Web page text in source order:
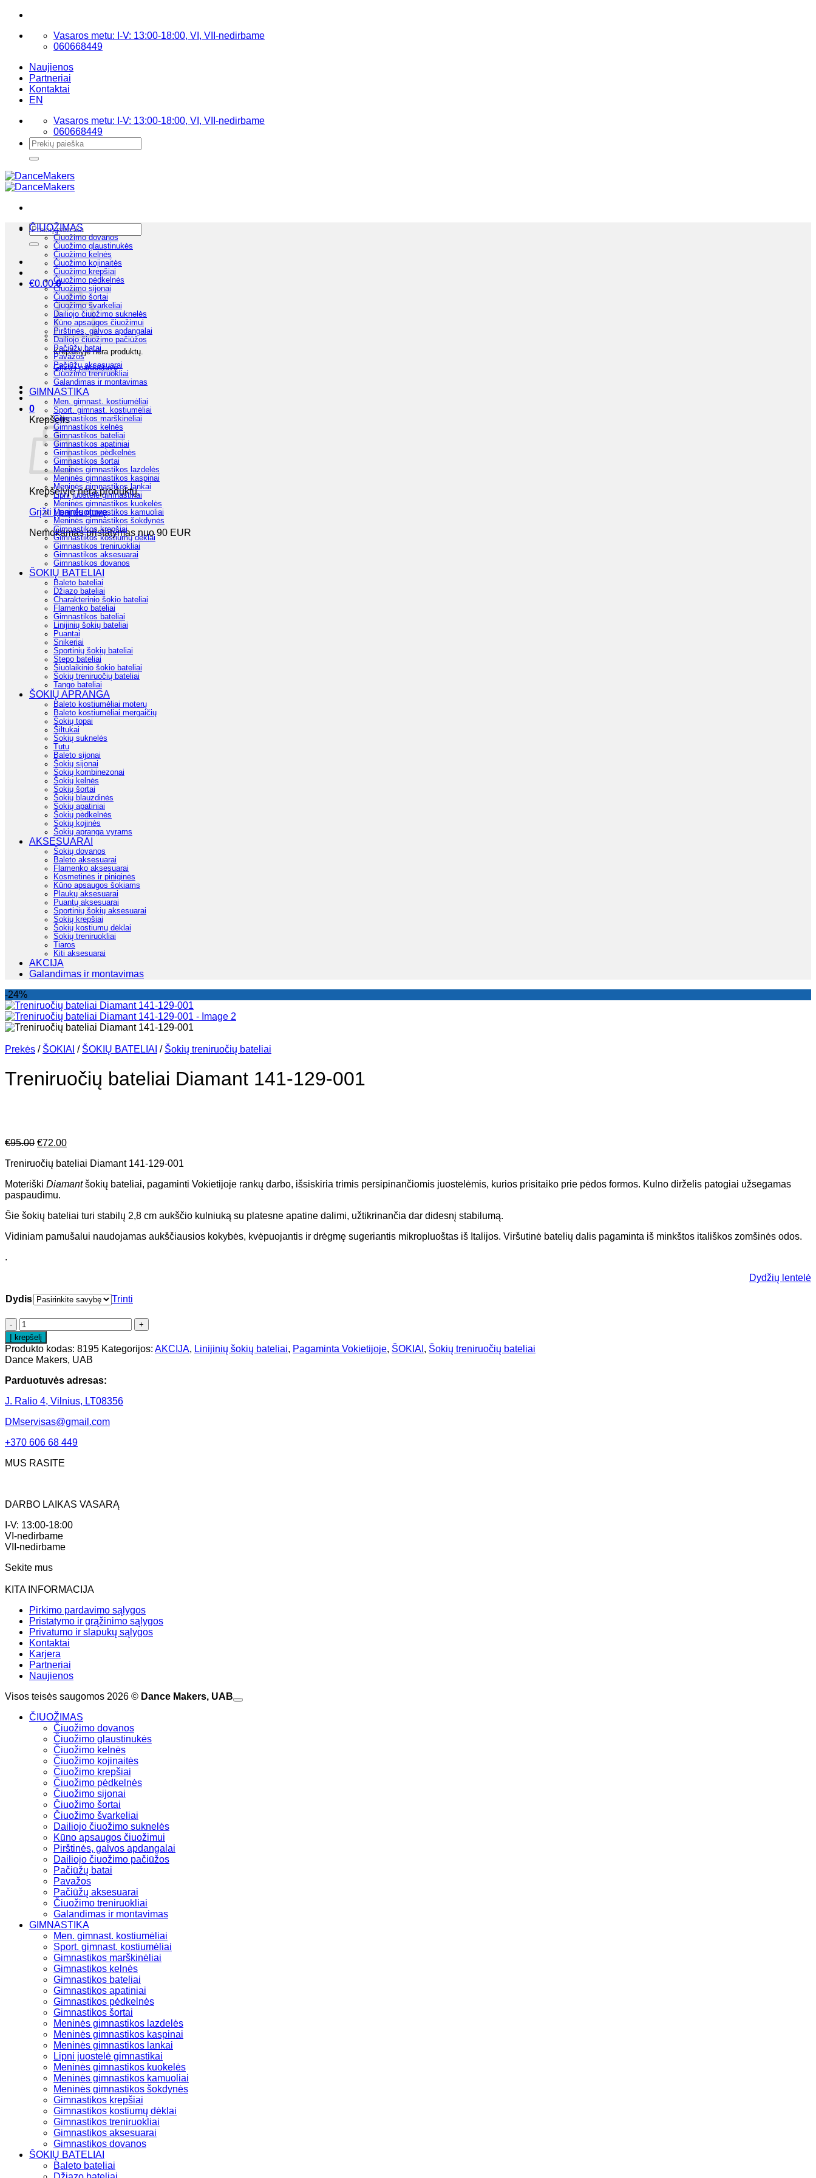
Skip
content
Vasaros metu: I-V: 13:00-18:00, VI, VII-nedirbame
060668449
Naujienos
Partneriai
Kontaktai
EN
Vasaros metu: I-V: 13:00-18:00, VI, VII-nedirbame
060668449
Ieškoti:
Ieškoti:
€0.00 0
Krepšelyje nėra produktų.
Grįžti į parduotuvę
0
Krepšelis
Krepšelyje nėra produktų.
Grįžti į parduotuvę
Nemokamas pristatymas nuo 90 EUR
ČIUOŽIMAS
Čiuožimo dovanos
Čiuožimo glaustinukės
Čiuožimo kelnės
Čiuožimo kojinaitės
Čiuožimo krepšiai
Čiuožimo pėdkelnės
Čiuožimo sijonai
Čiuožimo šortai
Čiuožimo švarkeliai
Dailiojo čiuožimo suknelės
Kūno apsaugos čiuožimui
Pirštinės, galvos apdangalai
Dailiojo čiuožimo pačiūžos
Pačiūžų batai
Pavažos
Pačiūžų aksesuarai
Čiuožimo treniruokliai
Galandimas ir montavimas
GIMNASTIKA
Men. gimnast. kostiumėliai
Sport. gimnast. kostiumėliai
Gimnastikos marškinėliai
Gimnastikos kelnės
Gimnastikos bateliai
Gimnastikos apatiniai
Gimnastikos pėdkelnės
Gimnastikos šortai
Meninės gimnastikos lazdelės
Meninės gimnastikos kaspinai
Meninės gimnastikos lankai
Lipni juostelė gimnastikai
Meninės gimnastikos kuokelės
Meninės gimnastikos kamuoliai
Meninės gimnastikos šokdynės
Gimnastikos krepšiai
Gimnastikos kostiumų dėklai
Gimnastikos treniruokliai
Gimnastikos aksesuarai
Gimnastikos dovanos
ŠOKIŲ BATELIAI
Baleto bateliai
Džiazo bateliai
Charakterinio šokio bateliai
Flamenko bateliai
Gimnastikos bateliai
Linijinių šokių bateliai
Puantai
Snikeriai
Sportinių šokių bateliai
Stepo bateliai
Šiuolaikinio šokio bateliai
Šokių treniruočių bateliai
Tango bateliai
ŠOKIŲ APRANGA
Baleto kostiumėliai moterų
Baleto kostiumėliai mergaičių
Šokių topai
Šiltukai
Šokių suknelės
Tutu
Baleto sijonai
Šokių sijonai
Šokių kombinezonai
Šokių kelnės
Šokių šortai
Šokių blauzdinės
Šokių apatiniai
Šokių pėdkelnės
Šokių kojinės
Šokių apranga vyrams
AKSESUARAI
Šokių dovanos
Baleto aksesuarai
Flamenko aksesuarai
Kosmetinės ir piniginės
Kūno apsaugos šokiams
Plaukų aksesuarai
Puantų aksesuarai
Sportinių šokių aksesuarai
Šokių krepšiai
Šokių kostiumų dėklai
Šokių treniruokliai
Tiaros
Kiti aksesuarai
AKCIJA
Galandimas ir montavimas
-24%
Prekės / ŠOKIAI / ŠOKIŲ BATELIAI / Šokių treniruočių bateliai
Treniruočių bateliai Diamant 141-129-001
€95.00 Original
was:
€72.00Current
is:
Treniruočių bateliai Diamant 141-129-001
Moteriški Diamantšokių bateliai, pagaminti Vokietijoje rankų darbo, išsiskiria trimis persipinančiomis juostelėmis, kurios prisitaiko prie pėdos formos. Kulno dirželis patogiai užsegamas
paspaudimu.
Šie šokių bateliai turi stabilų 2,8 cm aukščio kulniuką su platesne apatine dalimi, užtikrinančia dar didesnį stabilumą.
Vidiniam pamušalui naudojamas aukščiausios kokybės, kvėpuojantis ir drėgmę sugeriantis mikropluoštas iš Italijos. Viršutinė batelių dalis pagaminta iš minkštos itališkos zomšinės odos.
.
Dydžių lentelė
Dydis Trinti
Į krepšelį
Produkto kodas: 8195 Kategorijos: AKCIJA, Linijinių šokių bateliai, Pagaminta Vokietijoje, ŠOKIAI , Šokių treniruočių bateliai
Dance Makers, UAB
Parduotuvės adresas:
J. Ralio 4, Vilnius, LT08356
DMservisas@gmail.com
+370 606 68 449
MUS RASITE
DARBO LAIKAS VASARĄ
I-V: 13:00-18:00
VI-nedirbame
VII-nedirbame
Sekite mus
KITA INFORMACIJA
Pirkimo pardavimo sąlygos
Pristatymo ir grąžinimo sąlygos
Privatumo ir slapukų sąlygos
Kontaktai
Karjera
Partneriai
Naujienos
Visos teisės saugomos 2026 © Dance Makers, UAB
ČIUOŽIMAS
Čiuožimo dovanos
Čiuožimo glaustinukės
Čiuožimo kelnės
Čiuožimo kojinaitės
Čiuožimo krepšiai
Čiuožimo pėdkelnės
Čiuožimo sijonai
Čiuožimo šortai
Čiuožimo švarkeliai
Dailiojo čiuožimo suknelės
Kūno apsaugos čiuožimui
Pirštinės, galvos apdangalai
Dailiojo čiuožimo pačiūžos
Pačiūžų batai
Pavažos
Pačiūžų aksesuarai
Čiuožimo treniruokliai
Galandimas ir montavimas
GIMNASTIKA
Men. gimnast. kostiumėliai
Sport. gimnast. kostiumėliai
Gimnastikos marškinėliai
Gimnastikos kelnės
Gimnastikos bateliai
Gimnastikos apatiniai
Gimnastikos pėdkelnės
Gimnastikos šortai
Meninės gimnastikos lazdelės
Meninės gimnastikos kaspinai
Meninės gimnastikos lankai
Lipni juostelė gimnastikai
Meninės gimnastikos kuokelės
Meninės gimnastikos kamuoliai
Meninės gimnastikos šokdynės
Gimnastikos krepšiai
Gimnastikos kostiumų dėklai
Gimnastikos treniruokliai
Gimnastikos aksesuarai
Gimnastikos dovanos
ŠOKIŲ BATELIAI
Baleto bateliai